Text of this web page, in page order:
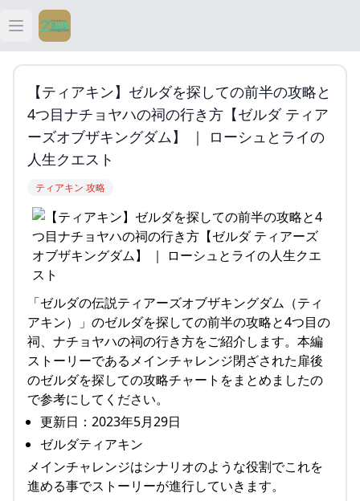
Open main menu
ティアキン
ティアキン 祠
ティアキン 武器
【ティアキン】ゼルダを探しての前半の攻略と
4つ目ナチョヤハの祠の行き方【ゼルダ ティア
ーズオブザキングダム】 ｜ ローシュとライの
人生クエスト
ティアキン 攻略
「ゼルダの伝説ティアーズオブザキングダム（ティ
アキン）」のゼルダを探しての前半の攻略と4つ目の
祠、ナチョヤハの祠の行き方をご紹介します。本編
ストーリーであるメインチャレンジ閉ざされた扉後
のゼルダを探しての攻略チャートをまとめましたの
で参考にしてください。
更新日：2023年5月29日
ゼルダティアキン
メインチャレンジはシナリオのような役割でこれを
進める事でストーリーが進行していきます。